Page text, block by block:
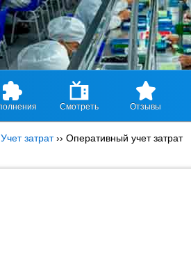
Смотреть Отзывы
Учет затрат›› Оперативный учет затрат